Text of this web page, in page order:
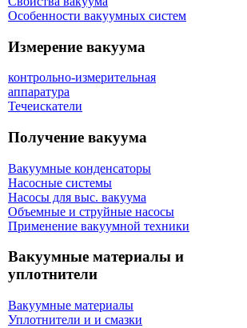
Особенности вакуумных систем
Измерение вакуума
контрольно-измерительная
аппаратура
Течеискатели
Получение вакуума
Вакуумные конденсаторы
Насосные системы
Насосы для выс. вакуума
Объемные и струйные насосы
Применение вакуумной техники
Вакуумные материалы и
уплотнители
Вакуумные материалы
Уплотнители и и смазки